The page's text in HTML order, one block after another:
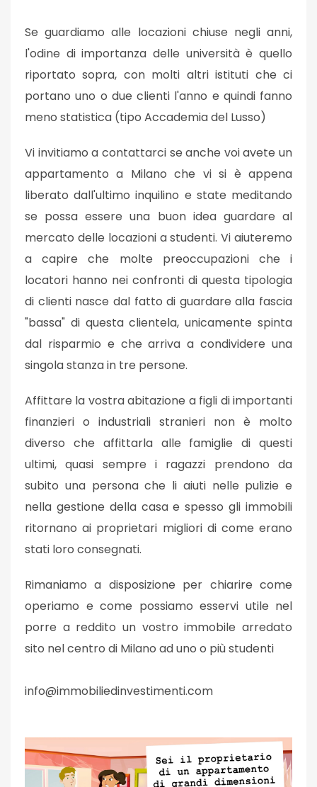
Se guardiamo alle locazioni chiuse negli anni,
l'odine di importanza delle università è quello
riportato sopra, con molti altri istituti che ci
portano uno o due clienti l'anno e quindi fanno
meno statistica (tipo Accademia del Lusso)
Vi invitiamo a contattarci se anche voi avete un
appartamento a Milano che vi si è appena
liberato dall'ultimo inquilino e state meditando
se possa essere una buon idea guardare al
mercato delle locazioni a studenti. Vi aiuteremo
a capire che molte preoccupazioni che i
locatori hanno nei confronti di questa tipologia
di clienti nasce dal fatto di guardare alla fascia
"bassa" di questa clientela, unicamente spinta
dal risparmio e che arriva a condividere una
singola stanza in tre persone.
Affittare la vostra abitazione a figli di importanti
finanzieri o industriali stranieri non è molto
diverso che affittarla alle famiglie di questi
ultimi, quasi sempre i ragazzi prendono da
subito una persona che li aiuti nelle pulizie e
nella gestione della casa e spesso gli immobili
ritornano ai proprietari migliori di come erano
stati loro consegnati.
Rimaniamo a disposizione per chiarire come
operiamo e come possiamo esservi utile nel
porre a reddito un vostro immobile arredato
sito nel centro di Milano ad uno o più studenti
info@immobiliedinvestimenti.com